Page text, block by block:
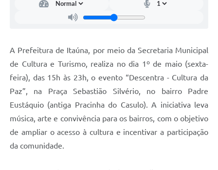
A Prefeitura de Itaúna, por meio da Secretaria Municipal
de Cultura e Turismo, realiza no dia 1º de maio (sexta-
feira), das 15h às 23h, o evento “Descentra - Cultura da
Paz”, na Praça Sebastião Silvério, no bairro Padre
Eustáquio (antiga Pracinha do Casulo). A iniciativa leva
música, arte e convivência para os bairros, com o objetivo
de ampliar o acesso à cultura e incentivar a participação
da comunidade.